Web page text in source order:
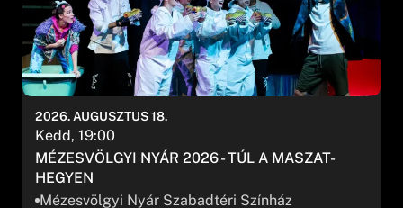
MÉZESVÖLGYI NYÁR 2026 - TÚL A MASZAT-
HEGYEN
Mézesvölgyi Nyár Szabadtéri Színház
2026. AUGUSZTUS 18.
Kedd, 19:00